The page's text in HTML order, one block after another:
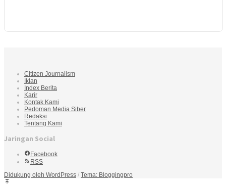
Citizen Journalism
Iklan
Index Berita
Karir
Kontak Kami
Pedoman Media Siber
Redaksi
Tentang Kami
Jaringan Social
Facebook
RSS
Didukung oleh WordPress / Tema: Bloggingpro